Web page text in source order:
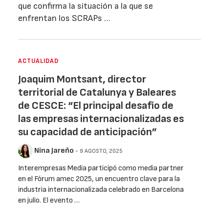
que confirma la situación a la que se
enfrentan los SCRAPs …
ACTUALIDAD
Joaquim Montsant, director
territorial de Catalunya y Baleares
de CESCE: “El principal desafío de
las empresas internacionalizadas es
su capacidad de anticipación”
Nina Jareño - 9 AGOSTO, 2025
Interempresas Media participó como media partner
en el Fórum amec 2025, un encuentro clave para la
industria internacionalizada celebrado en Barcelona
en julio. El evento …